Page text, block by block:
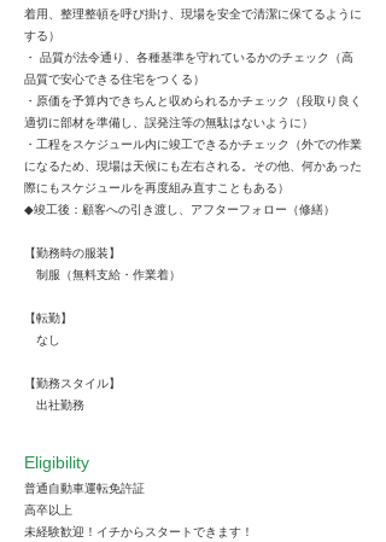
着用、整理整頓を呼び掛け、現場を安全で清潔に保てるように
する）
・ 品質が法令通り、各種基準を守れているかのチェック（高
品質で安心できる住宅をつくる）
・原価を予算内できちんと収められるかチェック（段取り良く
適切に部材を準備し、誤発注等の無駄はないように）
・工程をスケジュール内に竣工できるかチェック（外での作業
になるため、現場は天候にも左右される。その他、何かあった
際にもスケジュールを再度組み直すこともある）
◆竣工後：顧客への引き渡し、アフターフォロー（修繕）
【勤務時の服装】
制服（無料支給・作業着）
【転勤】
なし
【勤務スタイル】
出社勤務
Eligibility
普通自動車運転免許証
高卒以上
未経験歓迎！イチからスタートできます！